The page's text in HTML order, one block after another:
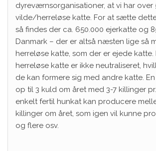
dyreværnsorganisationer, at vi har over
vilde/herreløse katte. For at sætte
så findes der ca. 650.000 ejerkatte og
Danmark – der er altså næsten lige så
herreløse katte, som der er ejede katte.
herreløse katte er ikke neutraliseret,
de kan formere sig med andre katte.
op til 3 kuld om året med 3-7 killinger
enkelt fertil hunkat kan producere
killinger om året, som igen vil kunne
og flere osv.